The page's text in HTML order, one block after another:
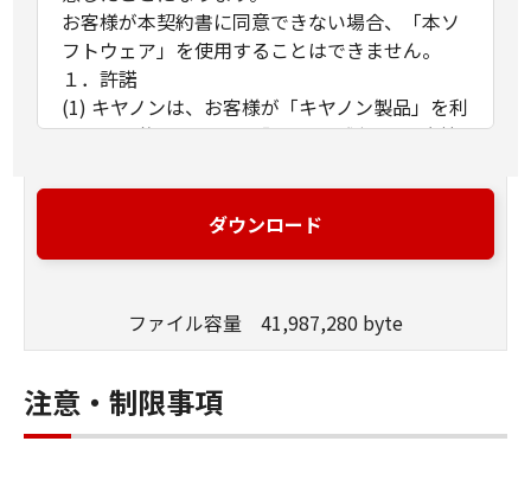
お客様が本契約書に同意できない場合、「本ソ
フトウェア」を使用することはできません。
１．許諾
(1) キヤノンは、お客様が「キヤノン製品」を利
用する目的のために、「キヤノン製品」に直接
ンピューター（以下「指定機器」と言いま
す。）において、「本ソフトウェア」を使用
ること、アクセスすること、もしくは実行する
の非独占的権利をお客様に対して許諾します。
お客様は、また「指定機器」にネットワークを
通じて接続されたコンピューター上で、かかる
ダウンロード
ファイル容量 41,987,280 byte
注意・制限事項